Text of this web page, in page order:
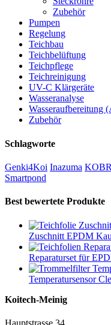
Zubehör
Pumpen
Regelung
Teichbau
Teichbelüftung
Teichpflege
Teichreinigung
UV-C Klärgeräte
Wasseranalyse
Wasseraufbereitung
Zubehör
Schlagworte
Genki4Koi Inazuma
Smartpond
Best bewertete Produkte
Zuschnitt EPDM
Reparaturset für
Temperatursensor
Koitech-Meinig
Hauptstrasse 34